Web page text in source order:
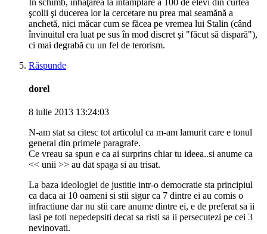
şcolii şi ducerea lor la cercetare nu prea mai seamănă a
anchetă, nici măcar cum se făcea pe vremea lui Stalin (când
învinuitul era luat pe sus în mod discret şi "făcut să dispară"),
ci mai degrabă cu un fel de terorism.
Răspunde
dorel
8 iulie 2013 13:24:03
N-am stat sa citesc tot articolul ca m-am lamurit care e tonul
general din primele paragrafe.
Ce vreau sa spun e ca ai surprins chiar tu ideea..si anume ca
<< unii >> au dat spaga si au trisat.
La baza ideologiei de justitie intr-o democratie sta principiul
ca daca ai 10 oameni si stii sigur ca 7 dintre ei au comis o
infractiune dar nu stii care anume dintre ei, e de preferat sa ii
lasi pe toti nepedepsiti decat sa risti sa ii persecutezi pe cei 3
nevinovati.